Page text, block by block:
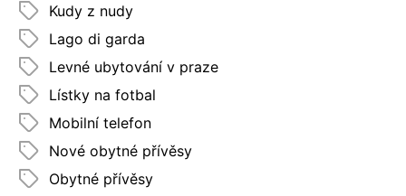
Kudy z nudy
Lago di garda
Levné ubytování v praze
Lístky na fotbal
Mobilní telefon
Nové obytné přívěsy
Obytné přívěsy